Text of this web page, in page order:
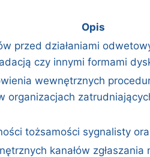
Opis
przed działaniami
czy innymi formami
wewnętrznych
organizacjach
tożsamości sygnalisty
kanałów zgłaszania